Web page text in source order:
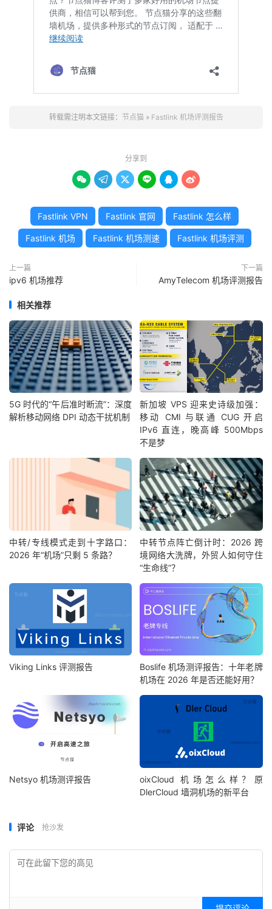
转载需注明本文链接： 节点猫 » Fastlink 机场评测报告
分享到
     
Fastlink VPN Fastlink 官网 Fastlink 怎么样
Fastlink 机场 Fastlink 机场测速 Fastlink 机场评测
上一篇
ipv6 机场推荐
下一篇
AmyTelecom 机场评测报告
相关推荐
5G 时代的“午后准时断流”：深度
解析移动网络 DPI 动态干扰机制
新加坡 VPS 迎来史诗级加强：
移动 CMI 与联通 CUG 开启
IPv6 直连，晚高峰 500Mbps
不是梦
中转/专线模式走到十字路口：
2026 年“机场”只剩 5 条路？
中转节点阵亡倒计时：2026 跨
境网络大洗牌，外贸人如何守住
“生命线”？
Viking Links 评测报告
Boslife 机场测评报告：十年老牌
机场在 2026 年是否还能好用？
Netsyo 机场测评报告
oixCloud 机场怎么样？原
DlerCloud 墙洞机场的新平台
评论 抢沙发